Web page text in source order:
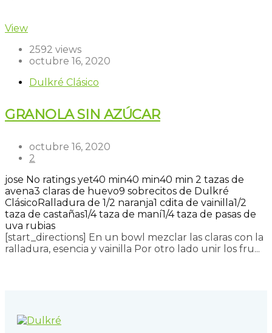
View
2592 views
octubre 16, 2020
Dulkré Clásico
GRANOLA SIN AZÚCAR
octubre 16, 2020
2
jose No ratings yet40 min40 min40 min 2 tazas de
avena3 claras de huevo9 sobrecitos de Dulkré
ClásicoRalladura de 1/2 naranja1 cdita de vainilla1/2
taza de castañas1/4 taza de maní1/4 taza de pasas de
uva rubias
[start_directions] En un bowl mezclar las claras con la
ralladura, esencia y vainilla Por otro lado unir los fru...